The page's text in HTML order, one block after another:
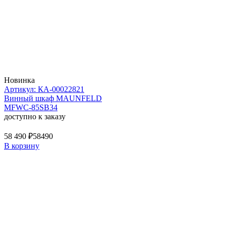
Новинка
Артикул: КА-00022821
Винный шкаф MAUNFELD
MFWC-85SB34
доступно к заказу
58 490 ₽58490
В корзину